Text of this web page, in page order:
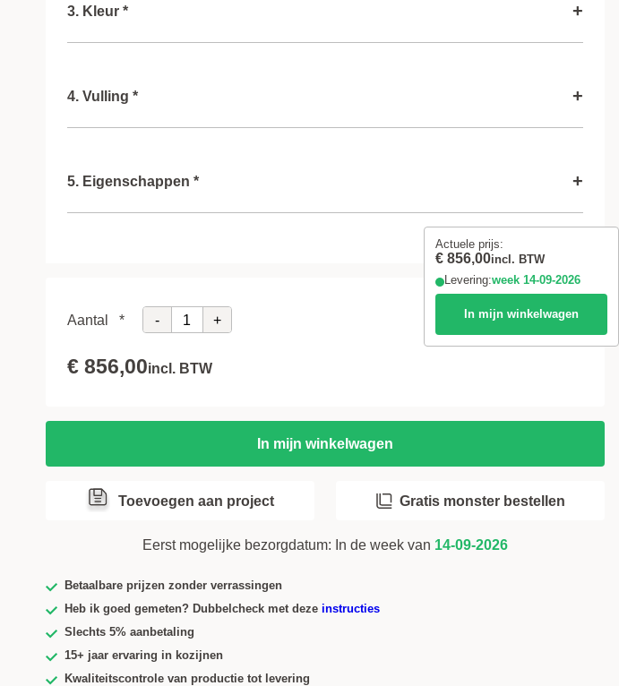
Actuele prijs:
€ 856,00incl. BTW
Levering:week 14-09-2026
In mijn winkelwagen
3. Kleur * +
4. Vulling * +
5. Eigenschappen * +
i
Aantal * - +
€ 856,00incl. BTW
In mijn winkelwagen
Toevoegen aan project Gratis monster bestellen
Eerst mogelijke bezorgdatum: In de week van 14-09-2026
Betaalbare prijzen zonder verrassingen
Heb ik goed gemeten? Dubbelcheck met deze instructies
Slechts 5% aanbetaling
15+ jaar ervaring in kozijnen
Kwaliteitscontrole van productie tot levering